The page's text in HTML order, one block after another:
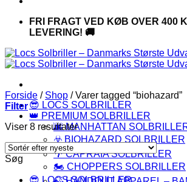
FRI FRAGT VED KØB OVER 400
LEVERING! 🚚
😎 LOCS SOLBRILLER
👑 PREMIUM SOLBRILLER
🌆 MANHATTAN
☣️ BIOHAZARD SOLBRILLER
🌴 CAPRAIA SOLBRILLER
🏍️ CHOPPERS SOLBRILLER
Forside / Shop /Varer tagged “biohazard”
Filter
Viser 8 resultaterSorteret
efter
Søg
😎 LOCS SOLBRILLER